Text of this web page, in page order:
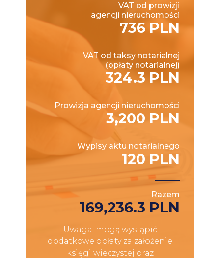
VAT od prowizji
agencji nieruchomości
736 PLN
VAT od taksy notarialnej
(opłaty notarialnej)
324.3 PLN
Prowizja agencji nieruchomości
3,200 PLN
Wypisy aktu notarialnego
120 PLN
Razem
169,236.3 PLN
Uwaga: mogą wystąpić
dodatkowe opłaty za założenie
księgi wieczystej oraz